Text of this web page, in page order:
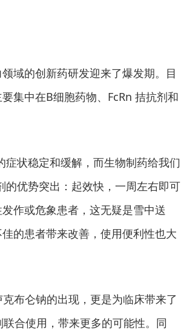
域的创新药研发迎来了爆发期。目
集中在B细胞药物、FcRn 拮抗剂和
症状稳定和缓解，而生物制药给我们
的优势突出：起效快，一周左右即可
作或危象患者，这无疑是雪中送
的患者带来改善，使用便利性也大
布仑钠的出现，更是为临床带来了
合使用，带来更多的可能性。同